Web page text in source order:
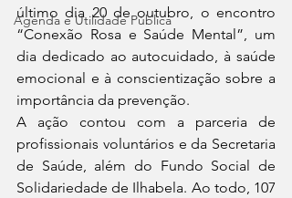
Agenda e Utilidade Pública
último dia 20 de outubro, o encontro
“Conexão Rosa e Saúde Mental”, um
dia dedicado ao autocuidado, à saúde
emocional e à conscientização sobre a
importância da prevenção.
A ação contou com a parceria de
profissionais voluntários e da Secretaria
de Saúde, além do Fundo Social de
Solidariedade de Ilhabela. Ao todo, 107